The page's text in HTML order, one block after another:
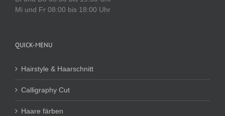
Mi und Fr 08:00 bis 18:00 Uhr
QUICK-MENU
Hairstyle & Haarschnitt
Calligraphy Cut
Haare färben